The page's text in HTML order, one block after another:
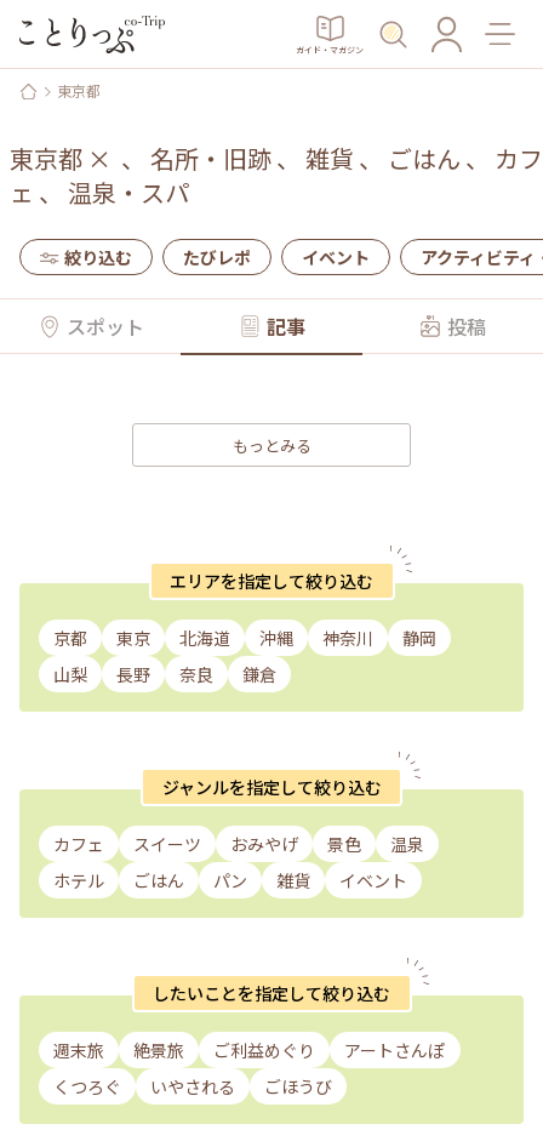
ガイド・マガジン
東京都
東京都 × 、 名所・旧跡、 雑貨 、 ごはん 、 カフ
ェ 、 温泉・スパ
絞り込む たびレポ イベント アクティビティ
スポット 記事 投稿
もっとみる
エリアを指定して絞り込む
京都 東京 北海道 沖縄 神奈川
静岡
山梨
長野 奈良 鎌倉
ジャンルを指定して絞り込む
カフェ スイーツ おみやげ 景色
温泉
ホテル
ごはん パン 雑貨 イベント
したいことを指定して絞り込む
週末旅 絶景旅 ご利益めぐり
アートさんぽ
くつろぐ
いやされる ごほうび